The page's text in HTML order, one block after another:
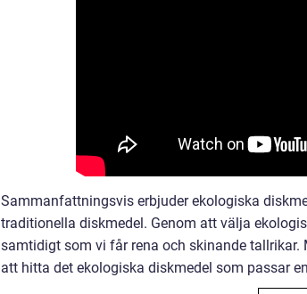
Sammanfattningsvis erbjuder ekologiska
traditionella diskmedel. Genom att välja
samtidigt som vi får rena och skinande
att hitta det ekologiska diskmedel som passar